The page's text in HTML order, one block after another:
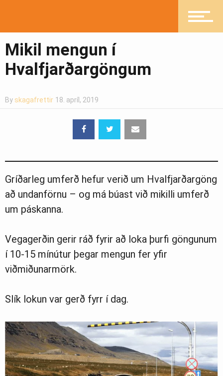
Mannlíf
Pistlar
Greinasafn
Ljósmyndasafn
Mikil mengun í
Hvalfjarðargöngum
By skagafrettir 18. apríl, 2019
Gríðarleg umferð hefur verið um Hvalfjarðargöng
að undanförnu – og má búast við mikilli umferð
um páskanna.
Vegagerðin gerir ráð fyrir að loka þurfi göngunum
í 10-15 mínútur þegar mengun fer yfir
viðmiðunarmörk.
Slík lokun var gerð fyrr í dag.